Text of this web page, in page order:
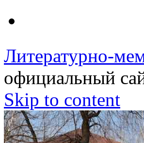
Литературно-
официальный
Skip to content